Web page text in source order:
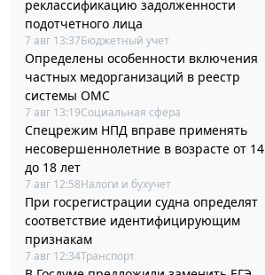
реклассификацию задолженности
подотчетного лица
7 авг 13:37Бюджетный учет
Определены особенности включения
частных медорганизаций в реестр
системы ОМС
7 авг 13:19Социальная сфера
Спецрежим НПД вправе применять
несовершеннолетние в возрасте от 14
до 18 лет
7 авг 12:58Налоги и бухучет
При госрегистрации судна определят
соответствие идентифицирующим
признакам
7 авг 12:34Транспорт